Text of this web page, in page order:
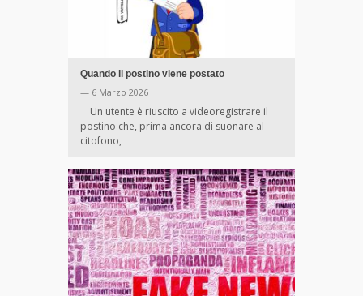
Quando il postino viene postato
— 6 Marzo 2026
Un utente è riuscito a videoregistrare il
postino che, prima ancora di suonare al
citofono,